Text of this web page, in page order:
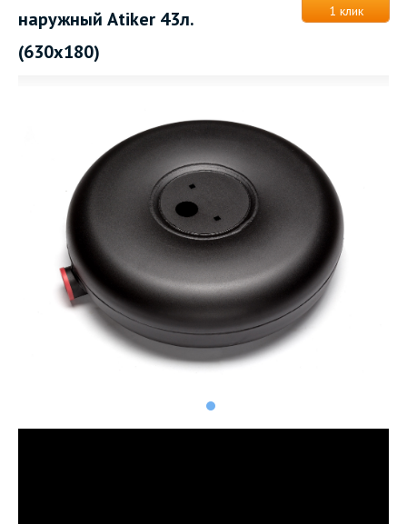
наружный Аtiker 43л.
(630х180)
1 клик